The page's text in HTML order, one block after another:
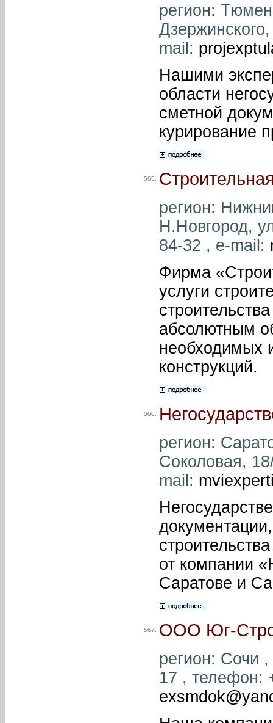
регион:
mail:
Нашими
области
сметной
курирование
565.
регион:
Н.Новгород,
84-32 , e-mail:
Фирма
услуги
абсолютным
необходимых
конструкций.
566.
регион:
Соколовая,
mail:
от компании
Саратове и
567. ООО Юг-
регион: Сочи
17 , телефон: